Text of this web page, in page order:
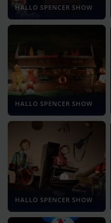
HALLO SPENCER SHOW
HALLO SPENCER SHOW
HALLO SPENCER SHOW